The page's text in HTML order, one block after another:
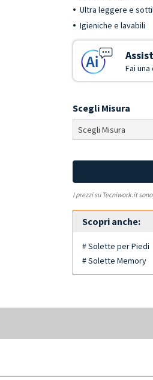
Ultra leggere e
Igieniche e lavabili
Fai
Scegli Misura
I prezzi su Tecniwork.it
Scopri anche:
# Solette per Piedi
# Solette Memory